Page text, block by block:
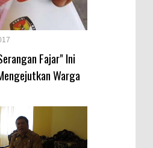
Fajar" Ini
Warga